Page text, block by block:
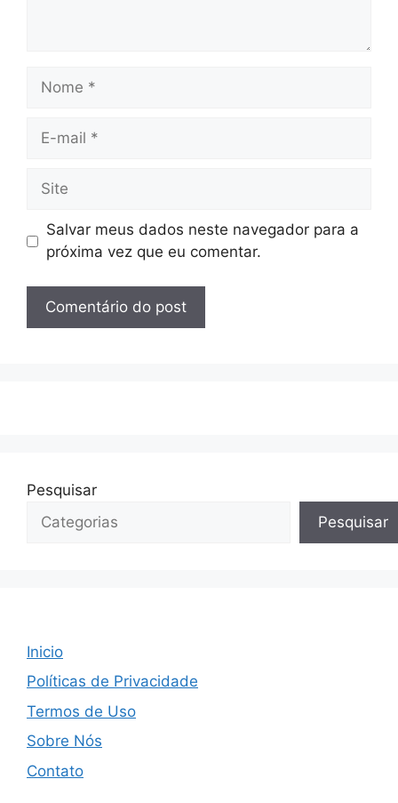
Nome
Site
Salvar meus dados neste navegador para a
próxima vez que eu comentar.
Pesquisar
Pesquisar
Inicio
Políticas de Privacidade
Termos de Uso
Sobre Nós
Contato